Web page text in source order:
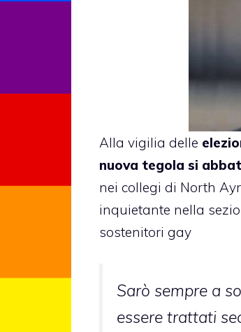
Alla vigilia delle
nuova tegola si
nei collegi di North
inquietante nella
sostenitori gay
Sarò sempre a
essere trattati